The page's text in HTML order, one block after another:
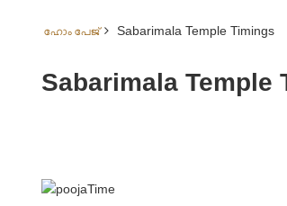
ഹോം പേജ് Sabarimala Temple Timings
Sabarimala Temple